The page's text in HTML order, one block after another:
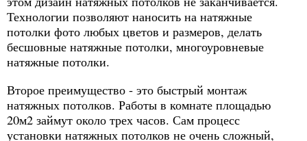
Технологии позволяют наносить на натяжные
потолки фото любых цветов и размеров, делать
бесшовные натяжные потолки, многоуровневые
натяжные потолки.
Второе преимущество - это быстрый монтаж
натяжных потолков. Работы в комнате площадью
20м2 займут около трех часов. Сам процесс
установки натяжных потолков не очень сложный,